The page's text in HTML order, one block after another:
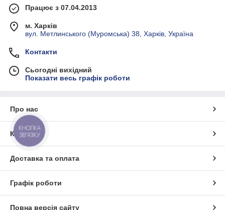
Працює з 07.04.2013
м. Харків
вул. Метлинського (Муромська) 38, Харків, Україна
Контакти
Сьогодні вихідний
Показати весь графік роботи
Про нас
Контакти
Доставка та оплата
Графік роботи
Повна версія сайту
КНОПКА
ЗВ'ЯЗКУ